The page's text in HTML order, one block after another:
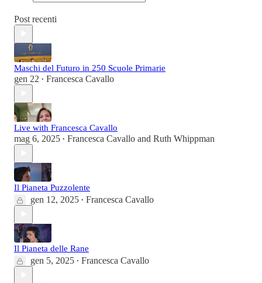
Post recenti
Maschi del Futuro in 250 Scuole Primarie
gen 22 • Francesca Cavallo
Live with Francesca Cavallo
mag 6, 2025 • Francesca Cavallo and Ruth Whippman
Il Pianeta Puzzolente
gen 12, 2025 • Francesca Cavallo
Il Pianeta delle Rane
gen 5, 2025 • Francesca Cavallo